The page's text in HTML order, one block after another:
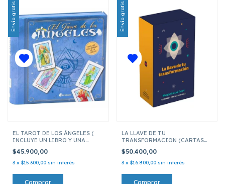
Envío gratis
EL TAROT DE LOS ÁNGELES (
INCLUYE UN LIBRO Y UNA
$45.900,00
3 x $15.300,00 sin interés
Envío gratis
LA LLAVE DE TU
TRANSFORMACION (CARTAS
$50.400,00
3 x $16.800,00 sin interés